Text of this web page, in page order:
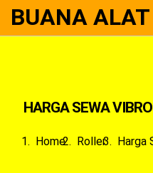
BUANA ALAT
HARGA SEWA
Home Roller Harga